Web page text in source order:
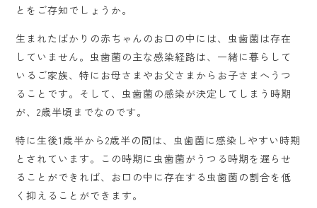
とをご存知でしょうか。
生まれたばかりの赤ちゃんのお口の中には、虫歯菌は存在
していません。虫歯菌の主な感染経路は、一緒に暮らして
いるご家族、特にお母さまやお父さまからお子さまへうつ
ることです。そして、虫歯菌の感染が決定してしまう時期
が、2歳半頃までなのです。
特に生後1歳半から2歳半の間は、虫歯菌に感染しやすい時期
とされています。この時期に虫歯菌がうつる時期を遅らせ
ることができれば、お口の中に存在する虫歯菌の割合を低
く抑えることができます。